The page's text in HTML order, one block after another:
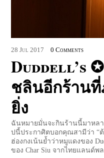
28 Jul 2017 0 Comments
Duddell’s
ชลินอีกร้าน
ยิ่ง
ฉันหมายมั่นจะกินร้านนี้มาหล
ปนี้ประกาศิตบอกคุณสามีว่า “ต้
ฮ่องกงเน้นย้ำว่าหมูแดงของ
ของ Char Siu จากไทยแลนด์พ